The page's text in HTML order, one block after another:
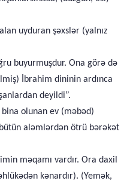
uyduran şəxslər (yalnız
buyurmuşdur. Ona görə də
İbrahim dininin ardınca
deyildi”.
olunan ev (məbəd)
aləmlərdən ötrü bərəkət
məqamı vardır. Ora daxil
kənardır). (Yemək,